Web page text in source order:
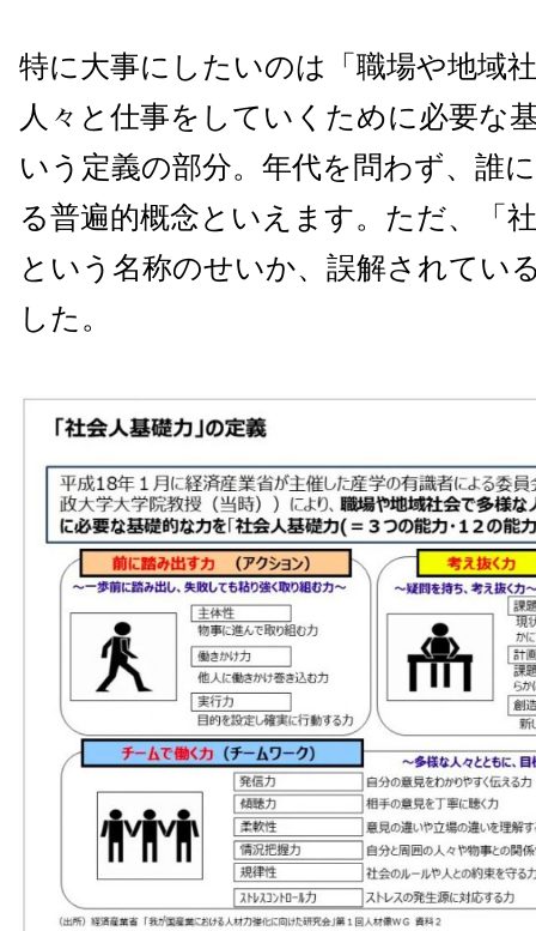
特に大事にしたいのは「職場や地域
人々と仕事をしていくために必要な
いう定義の部分。年代を問わず、誰
る普遍的概念といえます。ただ、「
という名称のせいか、誤解されてい
した。